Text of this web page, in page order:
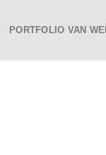
PORTFOLIO VAN